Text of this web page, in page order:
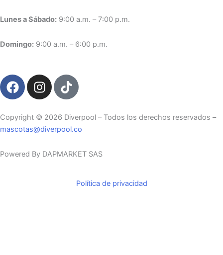
Lunes a Sábado: 9:00 a.m. – 7:00 p.m.
Domingo: 9:00 a.m. – 6:00 p.m.
F
a
e
b
o
I
n
t
a
r
T
i
t
o
Copyright ©️ 2026 Diverpool – Todos los derechos reservados –
mascotas@diverpool.co
Powered By DAPMARKET SAS
Política de privacidad